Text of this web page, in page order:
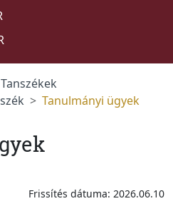
Tanszékek
Tanulmányi ügyek
Frissítés dátuma: 2026.06.10